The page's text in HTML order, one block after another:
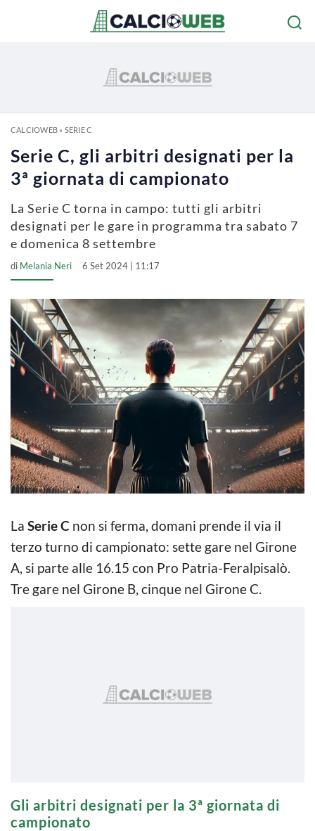
CALCIOWEB» SERIE C
Serie C, gli arbitri designati per la
3ª giornata di campionato
La Serie C torna in campo: tutti gli arbitri
designati per le gare in programma tra sabato 7
e domenica 8 settembre
di Melania Neri 6 Set 2024 | 11:17
La Serie C non si ferma, domani prende il via il
terzo turno di campionato: sette gare nel Girone
A, si parte alle 16.15 con Pro Patria-Feralpisalò.
Tre gare nel Girone B, cinque nel Girone C.
Gli arbitri designati per la 3ª giornata di
campionato